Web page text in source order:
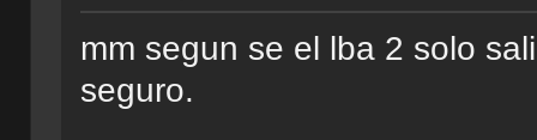
mm segun se el lba 2 solo
seguro.